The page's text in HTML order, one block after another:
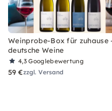
Weinprobe-Box für zuhause
deutsche Weine
4,3Googlebewertung
59 €zzgl. Versand